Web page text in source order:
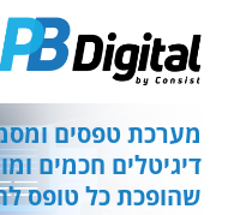
אנטר
מערכת טפסים
דיגיטלים חכמים
שהופכת כל טופס